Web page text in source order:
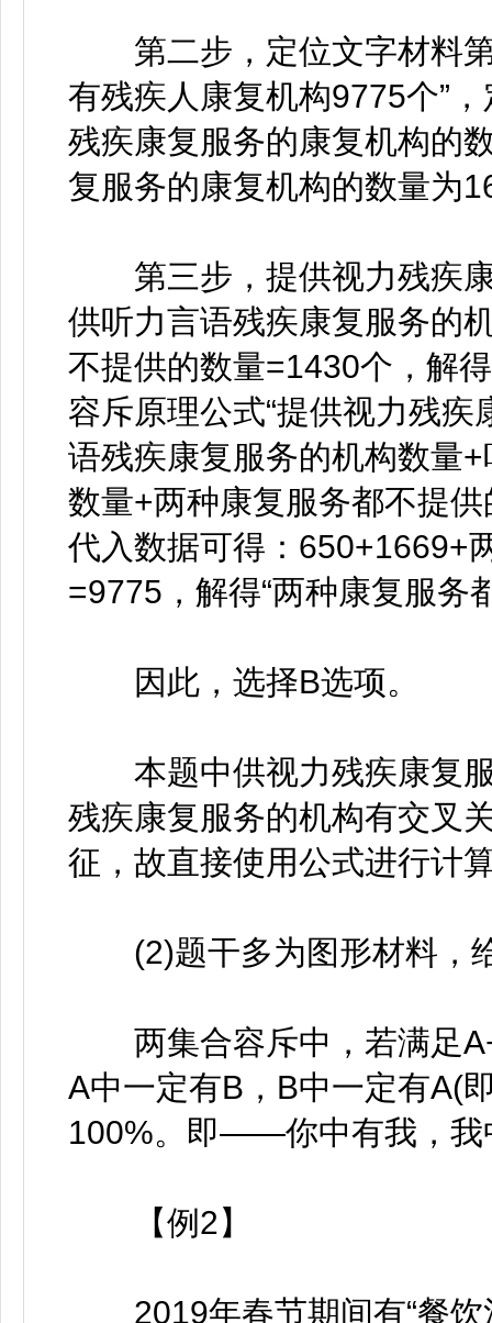
第二步，定位文字材料第
有残疾人康复机构9775个”
残疾康复服务的康复机构的
复服务的康复机构的数量为
第三步，提供视力残疾康
供听力言语残疾康复服务的
不提供的数量=1430个，解
容斥原理公式“提供视力残
语残疾康复服务的机构数量
数量+两种康复服务都不提
代入数据可得：650+1669+
=9775，解得“两种康复服务
因此，选择B选项。
本题中供视力残疾康复服
残疾康复服务的机构有交叉
征，故直接使用公式进行计
(2)题干多为图形材料，
两集合容斥中，若满足
A中一定有B，B中一定有A(
100%。即——你中有我，我
【例2】
2019年春节期间有“餐饮